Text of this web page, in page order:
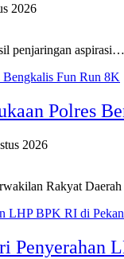
2026
penjaringan aspirasi…
Polres
2026
Rakyat
Penyerahan